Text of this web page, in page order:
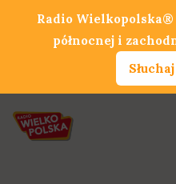
Radio
północnej i